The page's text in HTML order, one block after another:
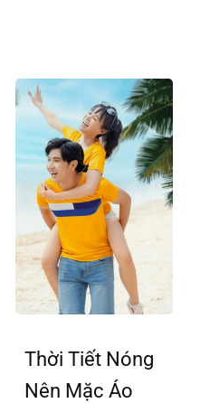
Thời Tiết Nóng
Nên Mặc Áo